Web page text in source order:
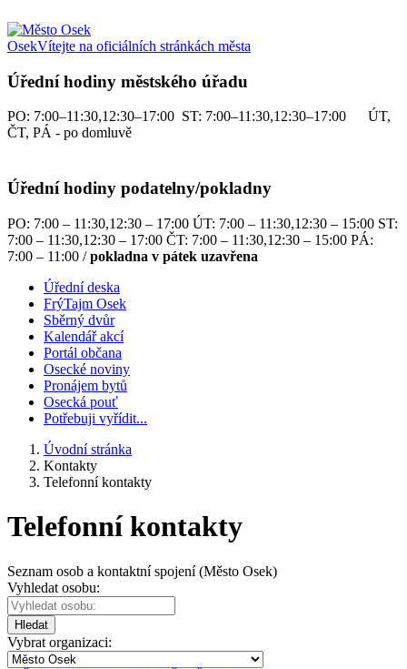
OsekVítejte na oficiálních stránkách města
Úřední hodiny městského úřadu
PO: 7:00–11:30,12:30–17:00 ST: 7:00–11:30,12:30–17:00 ÚT,
ČT, PÁ - po domluvě
Úřední hodiny podatelny/pokladny
PO: 7:00 – 11:30,12:30 – 17:00 ÚT: 7:00 – 11:30,12:30 – 15:00 ST:
7:00 – 11:30,12:30 – 17:00 ČT: 7:00 – 11:30,12:30 – 15:00 PÁ:
7:00 – 11:00 /pokladna v pátek uzavřena
Úřední deska
FrýTajm Osek
Sběrný dvůr
Kalendář akcí
Portál občana
Osecké noviny
Pronájem bytů
Osecká pouť
Potřebuji vyřídit...
Úvodní stránka
Kontakty
Telefonní kontakty
Telefonní kontakty
Seznam osob a kontaktní spojení (Město Osek)
Vyhledat osobu:
Hledat
Vybrat organizaci: